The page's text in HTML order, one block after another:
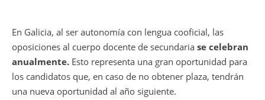
En Galicia, al ser autonomía con lengua cooficial, las
oposiciones al cuerpo docente de secundaria se celebran
anualmente. Esto representa una gran oportunidad para
los candidatos que, en caso de no obtener plaza, tendrán
una nueva oportunidad al año siguiente.